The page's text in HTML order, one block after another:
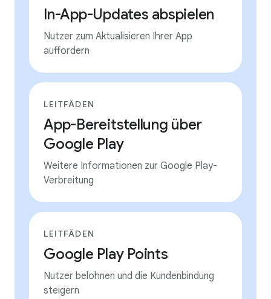
In-App-Updates abspielen
Nutzer zum Aktualisieren Ihrer App
auffordern
LEITFÄDEN
App-Bereitstellung über
Google Play
Weitere Informationen zur Google Play-
Verbreitung
LEITFÄDEN
Google Play Points
Nutzer belohnen und die Kundenbindung
steigern